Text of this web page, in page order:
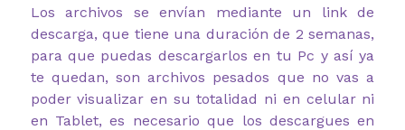
Los archivos se envían mediante un link de
descarga, que tiene una duración de 2 semanas,
para que puedas descargarlos en tu Pc y así ya
te quedan, son archivos pesados que no vas a
poder visualizar en su totalidad ni en celular ni
en Tablet, es necesario que los descargues en